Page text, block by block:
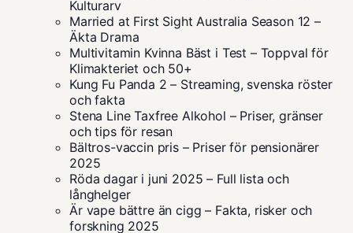
Kulturarv
Married at First Sight Australia Season 12 –
Äkta Drama
Multivitamin Kvinna Bäst i Test – Toppval för
Klimakteriet och 50+
Kung Fu Panda 2 – Streaming, svenska röster
och fakta
Stena Line Taxfree Alkohol – Priser, gränser
och tips för resan
Bältros-vaccin pris – Priser för pensionärer
2025
Röda dagar i juni 2025 – Full lista och
långhelger
Är vape bättre än cigg – Fakta, risker och
forskning 2025